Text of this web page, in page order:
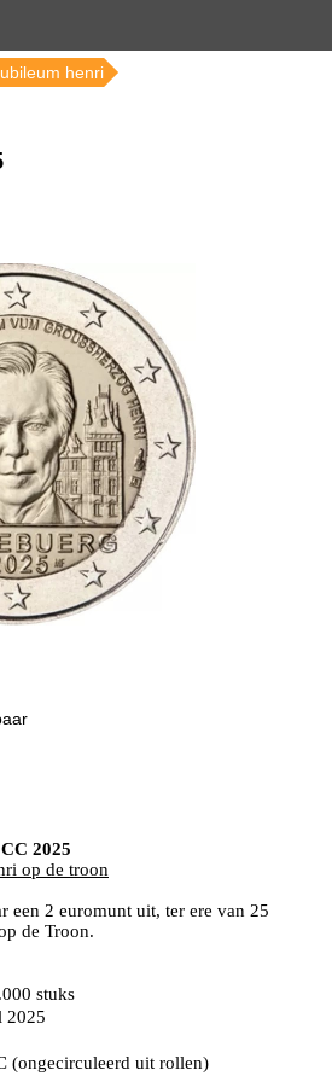
henri
2025
op de troon
een 2 euromunt uit, ter ere van 25
de Troon.
stuks
2025
(ongecirculeerd uit rollen)